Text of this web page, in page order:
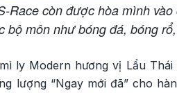
Race còn được hòa mình
bộ môn như bóng đá, bóng
ly Modern hương vị Lẩu
lượng “Ngay mới đã” cho